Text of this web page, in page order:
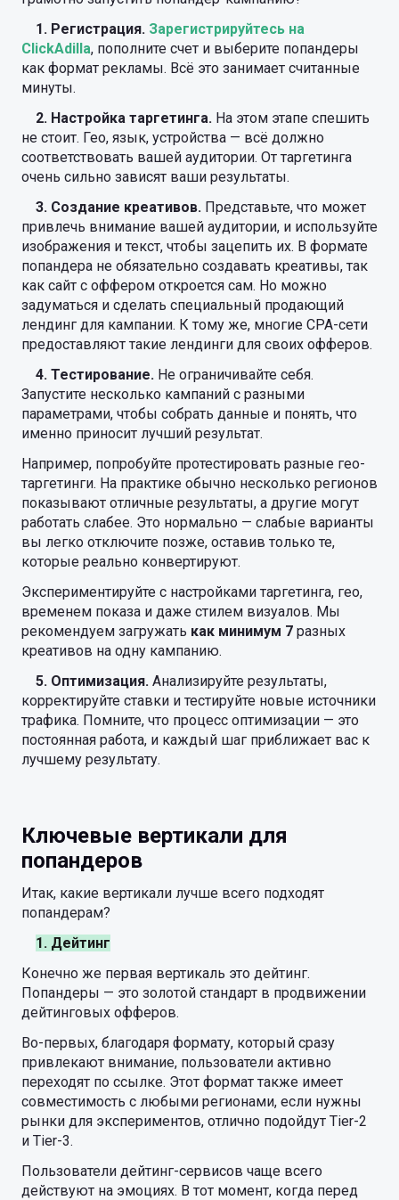
1. Регистрация. Зарегистрируйтесь на
ClickAdilla, пополните счет и выберите попандеры
как формат рекламы. Всё это занимает считанные
минуты.
2. Настройка таргетинга. На этом этапе спешить
не стоит. Гео, язык, устройства — всё должно
соответствовать вашей аудитории. От таргетинга
очень сильно зависят ваши результаты.
3. Создание креативов. Представьте, что может
привлечь внимание вашей аудитории, и используйте
изображения и текст, чтобы зацепить их. В формате
попандера не обязательно создавать креативы, так
как сайт с оффером откроется сам. Но можно
задуматься и сделать специальный продающий
лендинг для кампании. К тому же, многие CPA-сети
предоставляют такие лендинги для своих офферов.
4. Тестирование. Не ограничивайте себя.
Запустите несколько кампаний с разными
параметрами, чтобы собрать данные и понять, что
именно приносит лучший результат.
Например, попробуйте протестировать разные гео-
таргетинги. На практике обычно несколько регионов
показывают отличные результаты, а другие могут
работать слабее. Это нормально — слабые варианты
вы легко отключите позже, оставив только те,
которые реально конвертируют.
Экспериментируйте с настройками таргетинга, гео,
временем показа и даже стилем визуалов. Мы
рекомендуем загружать как минимум 7 разных
креативов на одну кампанию.
5. Оптимизация. Анализируйте результаты,
корректируйте ставки и тестируйте новые источники
трафика. Помните, что процесс оптимизации — это
постоянная работа, и каждый шаг приближает вас к
лучшему результату.
Ключевые вертикали для
попандеров
Итак, какие вертикали лучше всего подходят
попандерам?
1. Дейтинг
Конечно же первая вертикаль это дейтинг.
Попандеры — это золотой стандарт в продвижении
дейтинговых офферов.
Во-первых, благодаря формату, который сразу
привлекают внимание, пользователи активно
переходят по ссылке. Этот формат также имеет
совместимость с любыми регионами, если нужны
рынки для экспериментов, отлично подойдут Tier-2
и Tier-3.
Пользователи дейтинг-сервисов чаще всего
действуют на эмоциях. В тот момент, когда перед